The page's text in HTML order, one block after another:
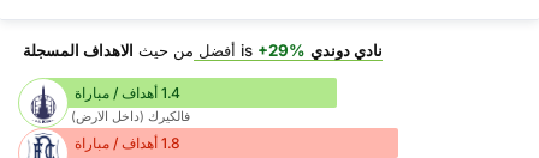
نادي دوندي +29% أفضل من حيث الاهداف المسجلة
1.4 أهداف / مباراة
فالكيرك (داخل الارض)
1.8 أهداف / مباراة